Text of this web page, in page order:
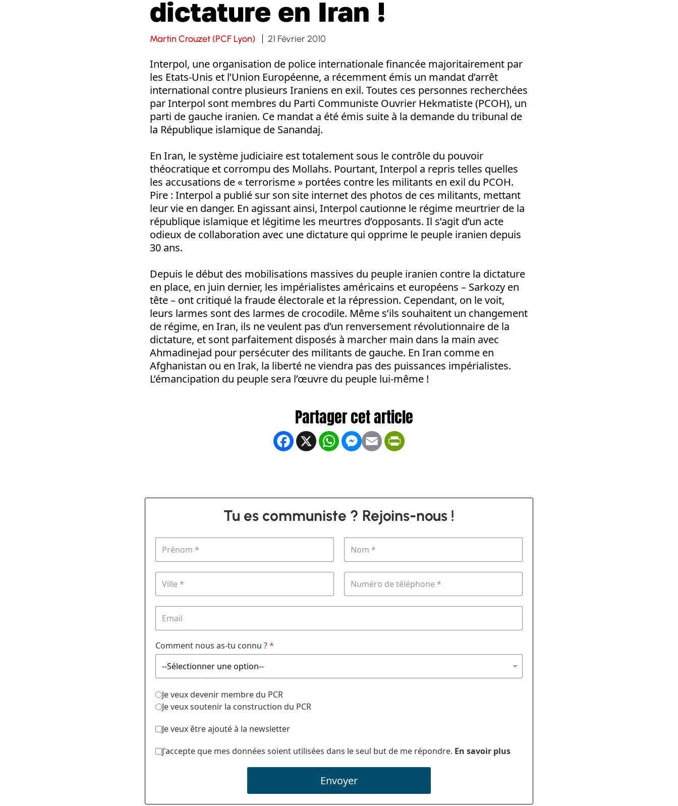
dictature en Iran !
Martin Crouzet (PCF Lyon) 21 Février 2010
Interpol, une organisation de police internationale financée majoritairement par
les Etats-Unis et l’Union Européenne, a récemment émis un mandat d’arrêt
international contre plusieurs Iraniens en exil. Toutes ces personnes recherchées
par Interpol sont membres du Parti Communiste Ouvrier Hekmatiste (PCOH), un
parti de gauche iranien. Ce mandat a été émis suite à la demande du tribunal de
la République islamique de Sanandaj.
En Iran, le système judiciaire est totalement sous le contrôle du pouvoir
théocratique et corrompu des Mollahs. Pourtant, Interpol a repris telles quelles
les accusations de « terrorisme » portées contre les militants en exil du PCOH.
Pire : Interpol a publié sur son site internet des photos de ces militants, mettant
leur vie en danger. En agissant ainsi, Interpol cautionne le régime meurtrier de la
république islamique et légitime les meurtres d’opposants. Il s’agit d’un acte
odieux de collaboration avec une dictature qui opprime le peuple iranien depuis
30 ans.
Depuis le début des mobilisations massives du peuple iranien contre la dictature
en place, en juin dernier, les impérialistes américains et européens – Sarkozy en
tête – ont critiqué la fraude électorale et la répression. Cependant, on le voit,
leurs larmes sont des larmes de crocodile. Même s’ils souhaitent un changement
de régime, en Iran, ils ne veulent pas d’un renversement révolutionnaire de la
dictature, et sont parfaitement disposés à marcher main dans la main avec
Ahmadinejad pour persécuter des militants de gauche. En Iran comme en
Afghanistan ou en Irak, la liberté ne viendra pas des puissances impérialistes.
L’émancipation du peuple sera l’œuvre du peuple lui-même !
Facebook
X WhatsApp
Messenger
Email
Tu es communiste ? Rejoins-nous !
Comment nous as-tu connu ?*
Je veux devenir membre du PCR
Je veux soutenir la construction du PCR
Je veux être ajouté à la newsletter
J'accepte que mes données soient utilisées dans le seul but de me répondre. En savoir plus
Envoyer